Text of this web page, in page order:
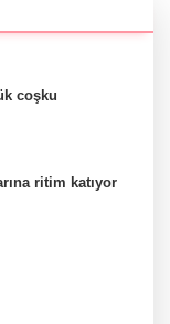
coşku
ritim katıyor